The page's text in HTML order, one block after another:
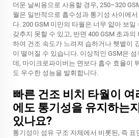
더운 날씨용으로 사용할 경우, 250–320
월은 일반적으로 흡수성과 통기성 사이에
다. 200 GSM 미만의 타월은 너무 얇아 보
갖추지 못할 수 있고, 반면 400 GSM 초과
하여 건조 속도가 느려져 습하거나 햇볕이
이 떨어질 수 있습니다. 이상적인 GSM은
데, 마이크로파이버는 면보다 흡수 효율이
도 우수한 성능을 발휘합니다.
빠른 건조 비치 타월이 여
에도 통기성을 유지하는
있나요?
통기성이 섬유 구조 자체에서 비롯된, 즉 표